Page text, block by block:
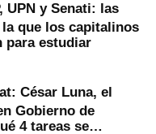
UPN y Senati: las
que los capitalinos
para estudiar
César Luna, el
Gobierno de
4 tareas se